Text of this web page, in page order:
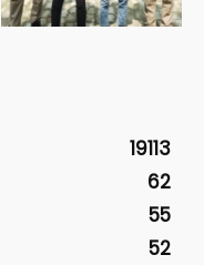
19113
62
55
52